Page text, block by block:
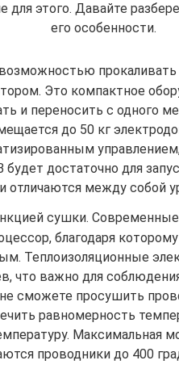
для этого. Давайте
его особенности.
Это компактное
и переносить с одного
до 50 кг
управлением,
достаточно для
отличаются между собой
сушки.
благодаря
Теплоизоляционные
что важно для
сможете просушить
равномерность
Максимальная
проводники до 400